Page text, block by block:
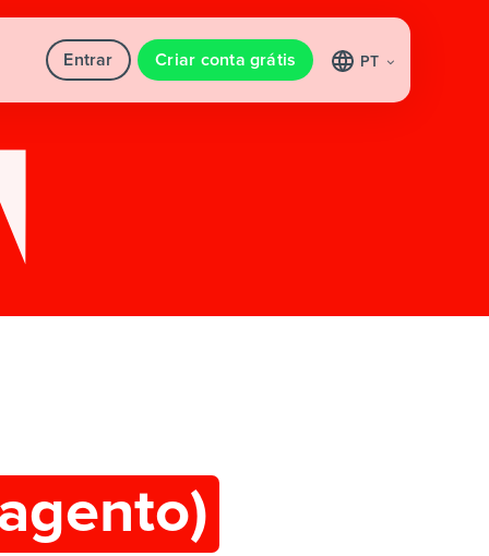
Entrar Criar conta grátis PT